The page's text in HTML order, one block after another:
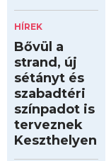
HÍREK
Bővül a
strand, új
sétányt és
szabadtéri
színpadot is
terveznek
Keszthelyen